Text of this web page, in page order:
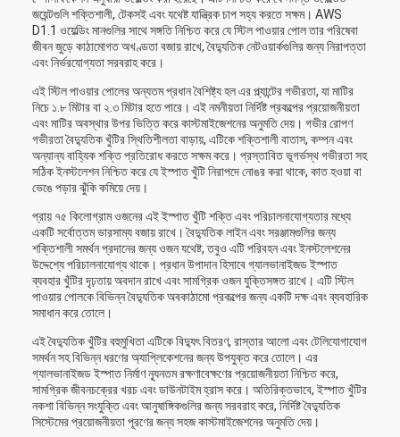
জয়েন্টগুলি শক্তিশালী, টেকসই এবং যথেষ্ট যান্ত্রিক চাপ সহ্য করতে সক্ষম। AWS
D1.1 ওয়েল্ডিং মানগুলির সাথে সঙ্গতি নিশ্চিত করে যে স্টিল পাওয়ার পোল তার পরিষেবা
জীবন জুড়ে কাঠামোগত অখণ্ডতা বজায় রাখে, বৈদ্যুতিক নেটওয়ার্কগুলির জন্য নিরাপত্তা
এবং নির্ভরযোগ্যতা সরবরাহ করে।
এই স্টিল পাওয়ার পোলের অন্যতম প্রধান বৈশিষ্ট্য হল এর প্ল্যান্টের গভীরতা, যা মাটির
নিচে ১.৮ মিটার বা ২.৩ মিটার হতে পারে। এই নমনীয়তা নির্দিষ্ট প্রকল্পের প্রয়োজনীয়তা
এবং মাটির অবস্থার উপর ভিত্তি করে কাস্টমাইজেশনের অনুমতি দেয়। গভীর রোপণ
গভীরতা বৈদ্যুতিক খুঁটির স্থিতিশীলতা বাড়ায়, এটিকে শক্তিশালী বাতাস, কম্পন এবং
অন্যান্য বাহ্যিক শক্তি প্রতিরোধ করতে সক্ষম করে। প্রস্তাবিত ভূগর্ভস্থ গভীরতা সহ
সঠিক ইনস্টলেশন নিশ্চিত করে যে ইস্পাত খুঁটি নিরাপদে নোঙর করা থাকে, কাত হওয়া বা
ভেঙে পড়ার ঝুঁকি কমিয়ে দেয়।
প্রায় ৭৫ কিলোগ্রাম ওজনের এই ইস্পাত খুঁটি শক্তি এবং পরিচালনাযোগ্যতার মধ্যে
একটি সর্বোত্তম ভারসাম্য বজায় রাখে। বৈদ্যুতিক লাইন এবং সরঞ্জামগুলির জন্য
শক্তিশালী সমর্থন প্রদানের জন্য ওজন যথেষ্ট, তবুও এটি পরিবহন এবং ইনস্টলেশনের
উদ্দেশ্যে পরিচালনাযোগ্য থাকে। প্রধান উপাদান হিসাবে গ্যালভানাইজড ইস্পাত
ব্যবহার খুঁটির দৃঢ়তায় অবদান রাখে এবং সামগ্রিক ওজন যুক্তিসঙ্গত রাখে। এটি স্টিল
পাওয়ার পোলকে বিভিন্ন বৈদ্যুতিক অবকাঠামো প্রকল্পের জন্য একটি দক্ষ এবং ব্যবহারিক
সমাধান করে তোলে।
এই বৈদ্যুতিক খুঁটির বহুমুখিতা এটিকে বিদ্যুৎ বিতরণ, রাস্তার আলো এবং টেলিযোগাযোগ
সমর্থন সহ বিভিন্ন ধরণের অ্যাপ্লিকেশনের জন্য উপযুক্ত করে তোলে। এর
গ্যালভানাইজড ইস্পাত নির্মাণ ন্যূনতম রক্ষণাবেক্ষণের প্রয়োজনীয়তা নিশ্চিত করে,
সামগ্রিক জীবনচক্রের খরচ এবং ডাউনটাইম হ্রাস করে। অতিরিক্তভাবে, ইস্পাত খুঁটির
নকশা বিভিন্ন সংযুক্তি এবং আনুষাঙ্গিকগুলির জন্য সরবরাহ করে, নির্দিষ্ট বৈদ্যুতিক
সিস্টেমের প্রয়োজনীয়তা পূরণের জন্য সহজ কাস্টমাইজেশনের অনুমতি দেয়।